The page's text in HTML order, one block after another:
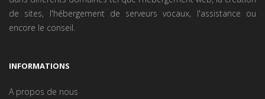
de sites, l'hébergement de serveurs vocaux, l'assistance ou
encore le conseil.
INFORMATIONS
A propos de nous